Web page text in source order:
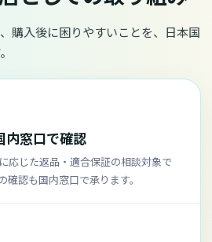
購入後に困りやすいことを、日本国
内窓口で確認
応じた返品・適合保証の相談対象で
認も国内窓口で承ります。